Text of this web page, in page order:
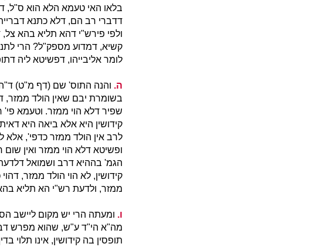
בלאו האי טעמא הלא הוא ס"ל,
דדברי רב הם, דלא כתנא
ולפי פירש"י דהא תליא בהא
קשיא, דמדוע מספק"ל? הרי
לומר אליבייהו, דפשיטא ליה
ה. והנה התוס' שם (דף מ"ט) ד"ה
בשומרת יבם שאין הולד ממזר,
שפיר דלא הוי ממזר. וטעמא פי'
קידושין היא אלא ביאה היא
לרב אין הולד ממזר כדפי',
ופשיטא דלא הוי ממזר ואין שום
הגמ' בההיא דרב ושמואל
קידושין, לא הוי הולד ממזר,
ממזר, ולדעת רש"י הא תליא
ו. ומעתה הרי יש מקום ליישב
מה"א הי"ד ע"ש, שהוא מפרש
תופסין בה קידושין, אינו תלוי